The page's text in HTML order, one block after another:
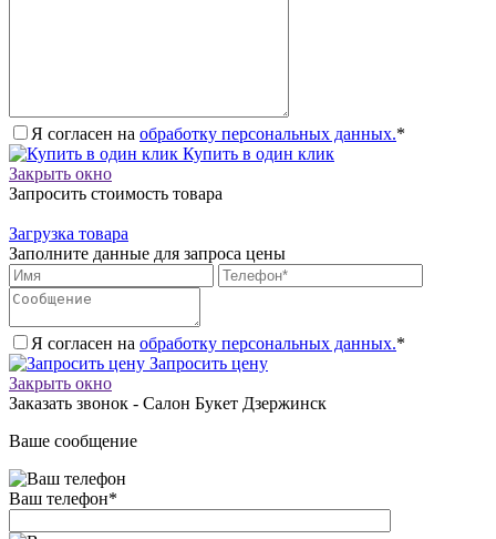
Я согласен на обработку персональных данных.*
Купить в один клик
Закрыть окно
Запросить стоимость товара
Загрузка товара
Заполните данные для запроса цены
Я согласен на обработку персональных данных.*
Запросить цену
Закрыть окно
Заказать звонок - Салон Букет Дзержинск
Ваше сообщение
Ваш телефон*